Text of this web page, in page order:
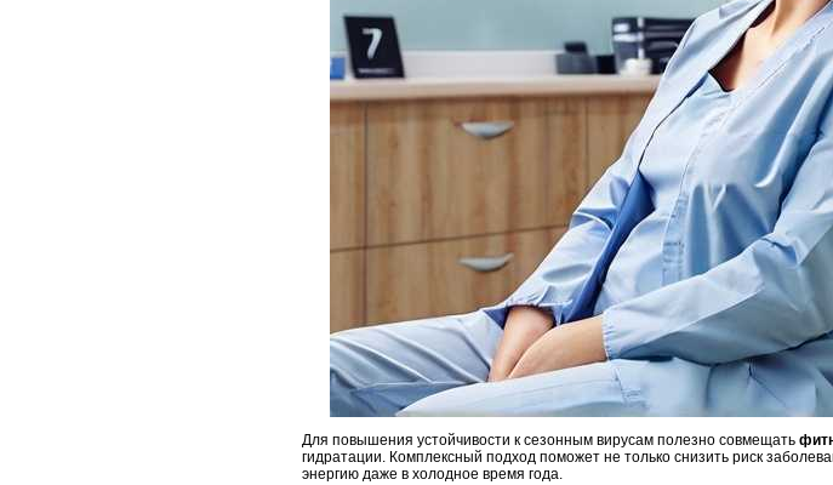
Для повышения устойчивости к сезонным вирусам полезно совмещать
гидратации. Комплексный подход поможет не только снизить риск
энергию даже в холодное время года.